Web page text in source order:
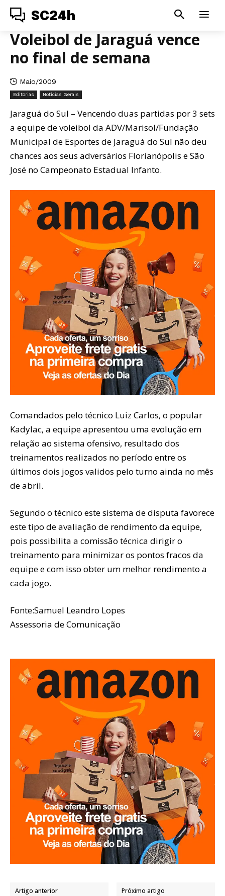
SC24h
Voleibol de Jaraguá vence
no final de semana
Maio/2009
Editorias Notícias Gerais
Jaraguá do Sul – Vencendo duas partidas por 3 sets
a equipe de voleibol da ADV/Marisol/Fundação
Municipal de Esportes de Jaraguá do Sul não deu
chances aos seus adversários Florianópolis e São
José no Campeonato Estadual Infanto.
Comandados pelo técnico Luiz Carlos, o popular
Kadylac, a equipe apresentou uma evolução em
relação ao sistema ofensivo, resultado dos
treinamentos realizados no período entre os
últimos dois jogos validos pelo turno ainda no mês
de abril.
Segundo o técnico este sistema de disputa favorece
este tipo de avaliação de rendimento da equipe,
pois possibilita a comissão técnica dirigir o
treinamento para minimizar os pontos fracos da
equipe e com isso obter um melhor rendimento a
cada jogo.
Fonte:Samuel Leandro Lopes
Assessoria de Comunicação
Artigo anterior Próximo artigo